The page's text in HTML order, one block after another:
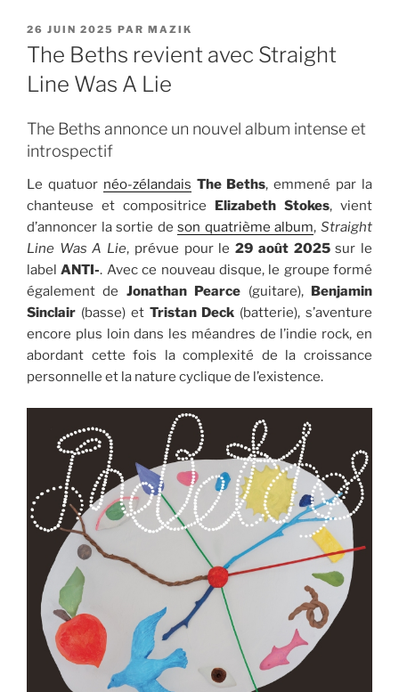
PUBLIÉ
LE
26 JUIN 2025 PAR MAZIK
The Beths revient avec Straight
Line Was A Lie
The Beths annonce un nouvel album intense et
introspectif
Le quatuor néo-zélandais The Beths, emmené par la
chanteuse et compositrice
Elizabeth Stokes, vient
d’annoncer la sortie deson quatrième album,Straight
Line Was A Lie, prévue pour le29 août 2025sur le
labelANTI-. Avec ce nouveau disque, le groupe formé
également de Jonathan Pearce (guitare),
Benjamin
Sinclair (basse) et Tristan Deck (batterie), s’aventure
encore plus loin dans les méandres de l’indie rock, en
abordant cette fois la complexité de la croissance
personnelle et la nature cyclique de l’existence.